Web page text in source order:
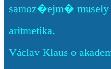
samoz�ejm� musely
aritmetika.
Václav Klaus o